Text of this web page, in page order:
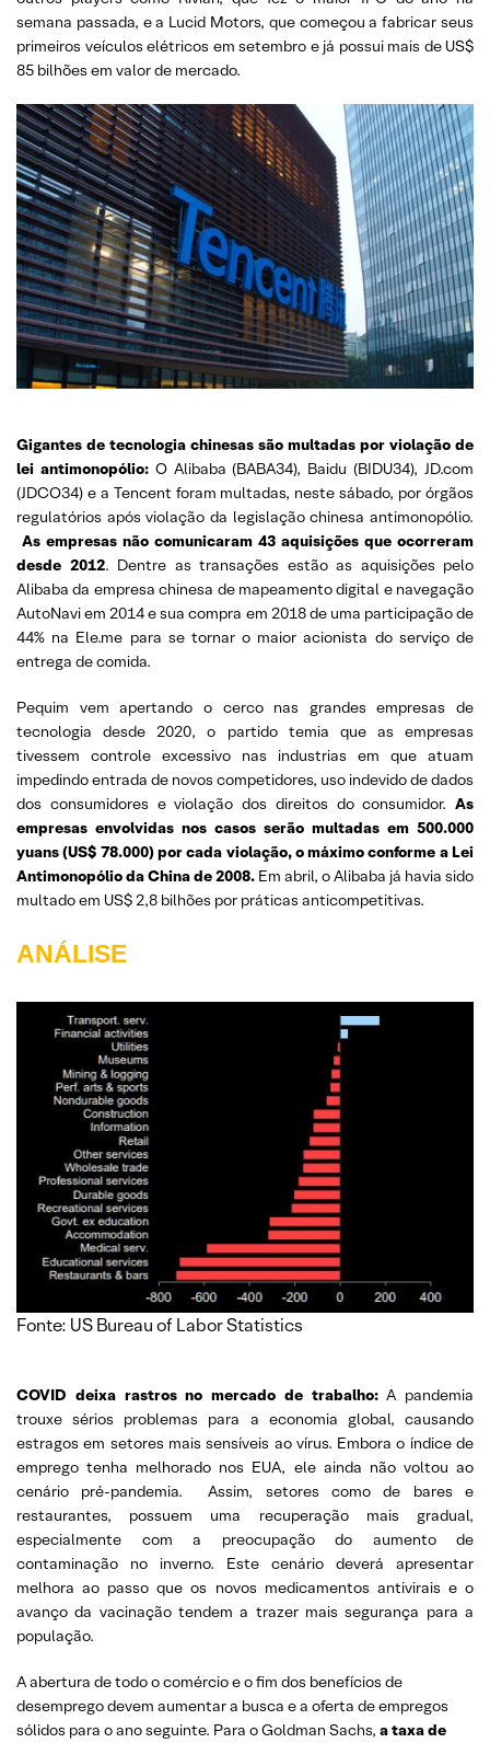
semana passada, e a Lucid Motors, que começou a fabricar seus
primeiros veículos elétricos em setembro e já possui mais de US$
85 bilhões em valor de mercado.
Gigantes de tecnologia chinesas são multadas por violação de
lei antimonopólio: O Alibaba (BABA34), Baidu (BIDU34), JD.com
(JDCO34) e a Tencent foram multadas, neste sábado, por órgãos
regulatórios após violação da legislação chinesa antimonopólio.
As empresas não comunicaram 43 aquisições que ocorreram
desde 2012. Dentre as transações estão as aquisições pelo
Alibaba da empresa chinesa de mapeamento digital e navegação
AutoNavi em 2014 e sua compra em 2018 de uma participação de
44% na Ele.me para se tornar o maior acionista do serviço de
entrega de comida.
Pequim vem apertando o cerco nas grandes empresas de
tecnologia desde 2020, o partido temia que as empresas
tivessem controle excessivo nas industrias em que atuam
impedindo entrada de novos competidores, uso indevido de dados
dos consumidores e violação dos direitos do consumidor. As
empresas envolvidas nos casos serão multadas em 500.000
yuans (US$ 78.000) por cada violação, o máximo conforme a Lei
Antimonopólio da China de 2008. Em abril, o Alibaba já havia sido
multado em US$ 2,8 bilhões por práticas anticompetitivas.
ANÁLISE
Fonte: US Bureau of Labor Statistics
COVID deixa rastros no mercado de trabalho:A pandemia
trouxe sérios problemas para a economia global, causando
estragos em setores mais sensíveis ao vírus. Embora o índice de
emprego tenha melhorado nos EUA, ele ainda não voltou ao
cenário pré-pandemia. Assim, setores como de bares e
restaurantes, possuem uma recuperação mais gradual,
especialmente com a preocupação do aumento de
contaminação no inverno. Este cenário deverá apresentar
melhora ao passo que os novos medicamentos antivirais e o
avanço da vacinação tendem a trazer mais segurança para a
população.
A abertura de todo o comércio e o fim dos benefícios de
desemprego devem aumentar a busca e a oferta de empregos
sólidos para o ano seguinte. Para o Goldman Sachs, a taxa de